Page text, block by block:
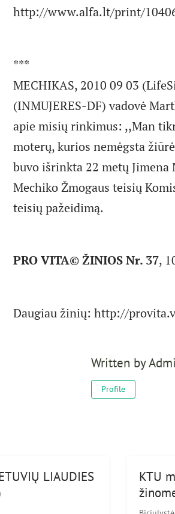
http://www.alfa.lt/print/
***
MECHIKAS, 2010 09 03
(INMUJERES-DF) vadovė
apie misių rinkimus: ,,Man
moterų, kurios nemėgsta
buvo išrinkta 22 metų Jimena
Mechiko Žmogaus teisių
teisių pažeidimą.
PRO VITA© ŽINIOS Nr. 37,
Daugiau žinių: http://
Written by
Profile
LIAUDIES
KTU